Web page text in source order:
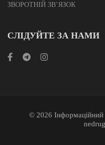
ЗВОРОТНІЙ ЗВ’ЯЗОК
СЛІДУЙТЕ ЗА НАМИ
© 2026